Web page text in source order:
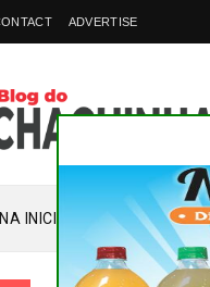
ADVERTISE
INICIAL PLANTÃO